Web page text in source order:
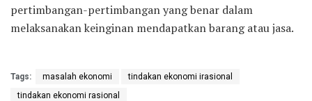
pertimbangan-pertimbangan yang benar dalam
melaksanakan keinginan mendapatkan barang atau jasa.
Tags: masalah ekonomi
tindakan ekonomi irasional
tindakan ekonomi rasional